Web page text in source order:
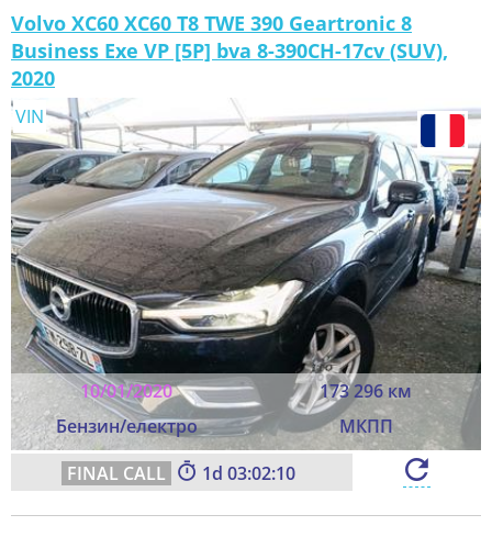
Volvo XC60 XC60 T8 TWE 390 Geartronic 8
Business Exe VP [5P] bva 8-390CH-17cv (SUV),
2020
10/01/2020
173 296 км
Бензин/електро
МКПП
VIN
1 03:02:08